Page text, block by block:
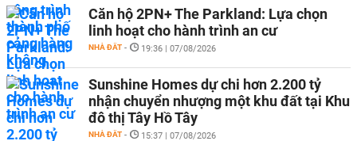
Căn hộ 2PN+ The Parkland: Lựa chọn
linh hoạt cho hành trình an cư
NHÀ ĐẤT - 19:36 | 07/08/2026
Sunshine Homes dự chi hơn 2.200 tỷ
nhận chuyển nhượng một khu đất tại Khu
đô thị Tây Hồ Tây
NHÀ ĐẤT - 15:37 | 07/08/2026